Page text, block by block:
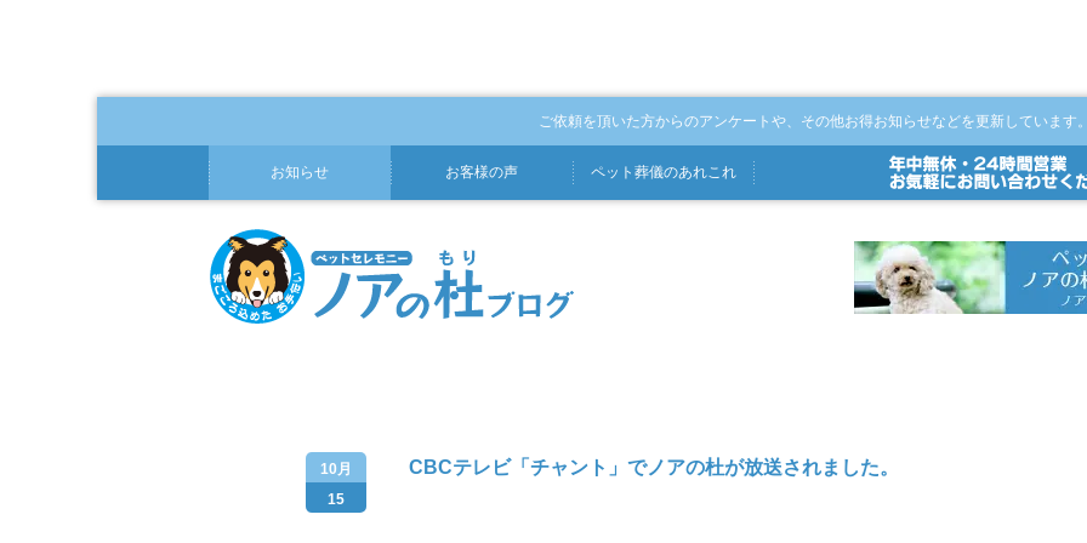
ご依頼を頂いた方からのアンケートや、その他お得お知らせなどを更新しています
お知らせ お客様の声 ペット 葬儀のあれこれ
10月
15
CBCテレビ「チャント」でノアの杜が放送されました。